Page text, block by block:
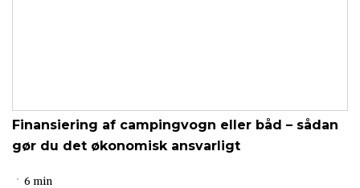
Finansiering af campingvogn eller båd – sådan
gør du det økonomisk ansvarligt
6 min